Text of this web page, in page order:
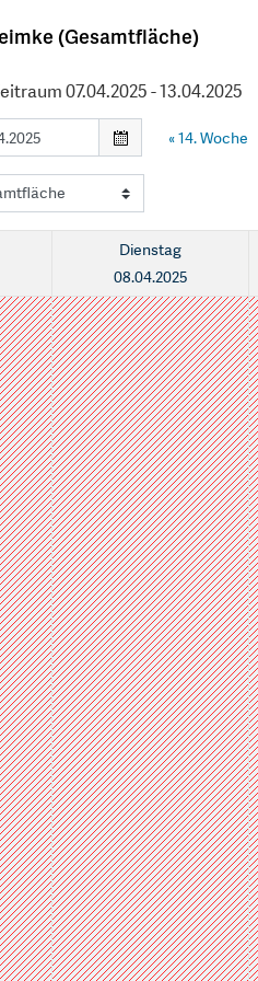
(Gesamtfläche)
07.04.2025 - 13.04.2025
«14. Woche
Dienstag
08.04.2025